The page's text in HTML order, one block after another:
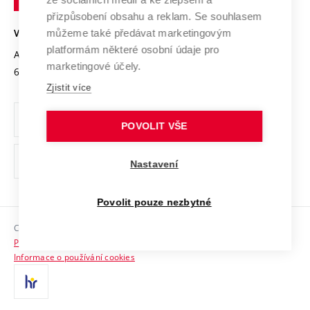
Open Science
Projekty
Projekty ze strukturálních fondů
Specifický výzkum
Univerzitní sítě
Bezpečná univerzita
Vyznamenání
Organizační struktura
Ochrana osobních údajů
odkaz)
Sociální bezpečí
HR Award
Kontakty
Brně
VYSOKÉ UČENÍ TECHNICKÉ V BRNĚ
Antonínská 548/1
602 00 Brno
www.vut.cz
vut@vutbr.cz
Copyright © 2026 VUT
Prohlášení o přístupnosti
Informace o používání cookies
přizpůsobení obsahu a reklam. Se souhlasem
můžeme také předávat marketingovým
platformám některé osobní údaje pro
marketingové účely.
Zjistit více
POVOLIT VŠE
Nastavení
Povolit pouze nezbytné